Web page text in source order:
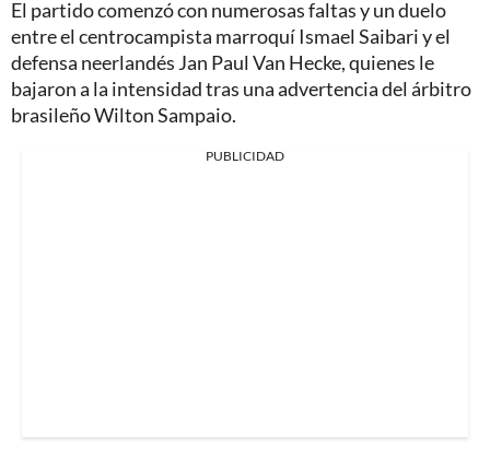
El partido comenzó con numerosas faltas y un duelo
entre el centrocampista marroquí Ismael Saibari y el
defensa neerlandés Jan Paul Van Hecke, quienes le
bajaron a la intensidad tras una advertencia del árbitro
brasileño Wilton Sampaio.
PUBLICIDAD